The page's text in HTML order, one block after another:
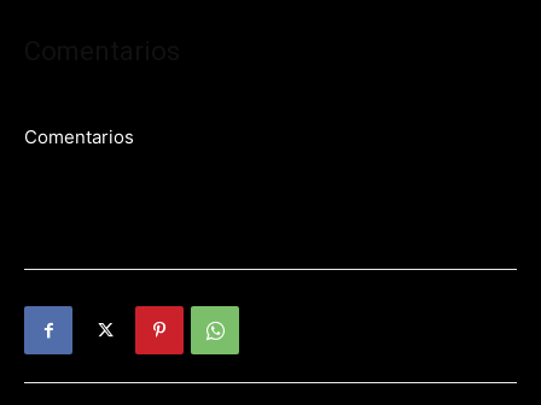
Comentarios